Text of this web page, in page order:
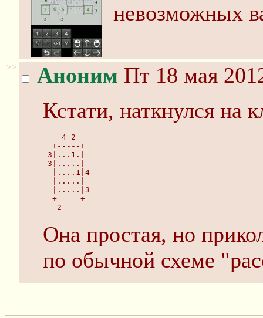
невозможных
>> Аноним Пт 18 мая
Кстати, наткнулся на
    4 2
  +-----+
3|...1.|
3|.....|
  |....1|4
  |.....|
  |.....|3
  +-----+
   2
Она простая, но
по обычной схеме